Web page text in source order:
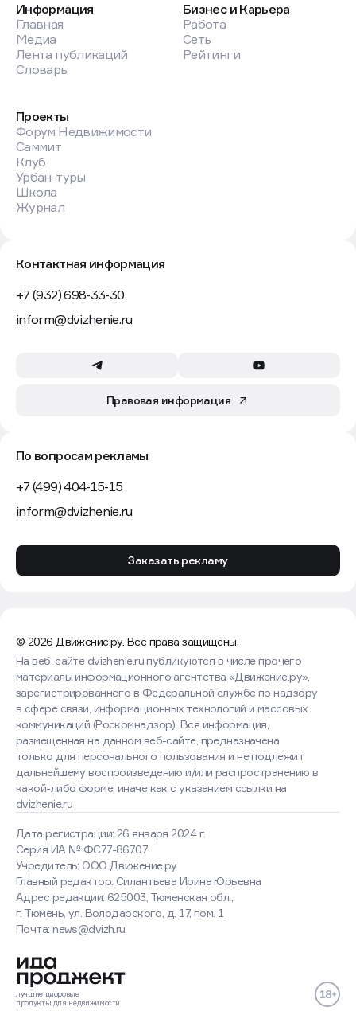
Информация
Главная
Медиа
Лента публикаций
Словарь
Бизнес и Карьера
Работа
Сеть
Рейтинги
Проекты
Форум Недвижимости
Саммит
Клуб
Урбан-туры
Школа
Журнал
Контактная информация
+7 (932) 698-33-30
inform@dvizhenie.ru
Правовая информация
По вопросам рекламы
+7 (499) 404-15-15
inform@dvizhenie.ru
Заказать рекламу
© 2026 Движение.ру. Все права защищены.
Дата регистрации: 26 января 2024 г.
Серия ИА № ФС77-86707
Учредитель: ООО Движение.ру
Главный редактор: Силантьева Ирина Юрьевна
Адрес редакции: 625003, Тюменская обл.,
г. Тюмень, ул. Володарского, д. 17, пом. 1
Почта: news@dvizh.ru
На веб-сайте dvizhenie.ru публикуются в числе прочего
материалы информационного агентства «Движение.ру»,
зарегистрированного в Федеральной службе по надзору
в сфере связи, информационных технологий и массовых
коммуникаций (Роскомнадзор). Вся информация,
размещенная на данном веб-сайте, предназначена
только для персонального пользования и не подлежит
дальнейшему воспроизведению и/или распространению в
какой-либо форме, иначе как с указанием ссылки на
dvizhenie.ru
лучшие цифровые
продукты для недвижимости